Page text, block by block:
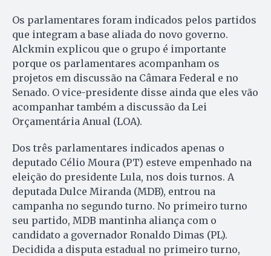
Os parlamentares foram indicados pelos partidos
que integram a base aliada do novo governo.
Alckmin explicou que o grupo é importante
porque os parlamentares acompanham os
projetos em discussão na Câmara Federal e no
Senado. O vice-presidente disse ainda que eles vão
acompanhar também a discussão da Lei
Orçamentária Anual (LOA).
Dos três parlamentares indicados apenas o
deputado Célio Moura (PT) esteve empenhado na
eleição do presidente Lula, nos dois turnos. A
deputada Dulce Miranda (MDB), entrou na
campanha no segundo turno. No primeiro turno
seu partido, MDB mantinha aliança com o
candidato a governador Ronaldo Dimas (PL).
Decidida a disputa estadual no primeiro turno,